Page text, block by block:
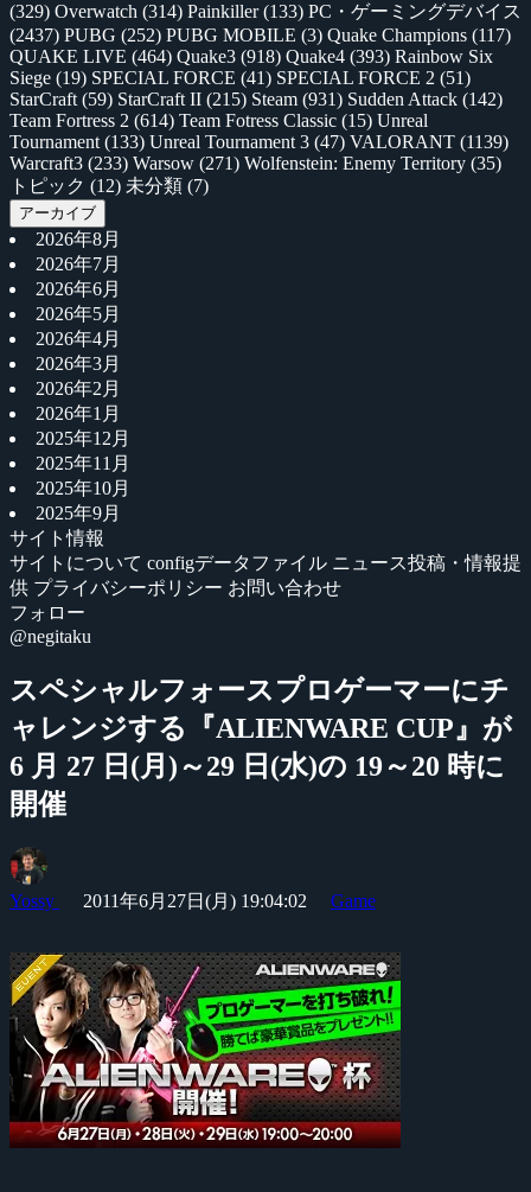
(329) Overwatch (314) Painkiller(133) PC・ゲーミングデバイス
(2437) PUBG (252) PUBG MOBILE (3) Quake Champions (117)
QUAKE LIVE (464) Quake3 (918) Quake4 (393) Rainbow Six
Siege (19) SPECIAL FORCE (41) SPECIAL FORCE 2 (51)
StarCraft (59) StarCraft II (215) Steam (931) Sudden Attack (142)
Team Fortress 2 (614) Team Fotress Classic (15) Unreal
Tournament (133) Unreal Tournament 3 (47) VALORANT (1139)
Warcraft3 (233) Warsow (271) Wolfenstein: Enemy Territory (35)
トピック (12) 未分類 (7)
アーカイブ
2026年8月
2026年7月
2026年6月
2026年5月
2026年4月
2026年3月
2026年2月
2026年1月
2025年12月
2025年11月
2025年10月
2025年9月
サイト情報
サイトについて configデータファイル ニュース投稿・情報提
供 プライバシーポリシー お問い合わせ
フォロー
@negitaku
スペシャルフォースプロゲーマーにチ
ャレンジする『ALIENWARE CUP』が
6 月 27 日(月)～29 日(水)の 19～20 時に
開催
Yossy 2011年6月27日(月) 19:04:02 Game